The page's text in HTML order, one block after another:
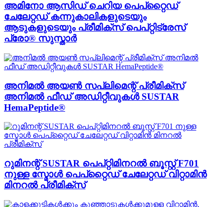
അമിനോ ആസിഡ് ചെറിയ പെപ്റ്റൈഡ്
ചേലേറ്റഡ് കന്നുകാലികളുടെയും
ആടുകളുടെയും പ്രീമിക്സ് പെപ്റ്റിട്രേസ്
പ്രോ® സുസ്താർ
അനിമൽ അയൺ സപ്ലിമെന്റ് പ്രീമിക്സ്
അനിമൽ ഫീഡ് അഡിറ്റീവുകൾ SUSTAR
HemaPeptide®
റുമിനന്റ് SUSTAR പെപ്റ്റിമിനറൽ ബൂസ്റ്റ് F701
നുള്ള സ്മോൾ പെപ്റ്റൈഡ് ചേലേറ്റഡ് വിറ്റാമിൻ
മിനറൽ പ്രീമിക്സ്